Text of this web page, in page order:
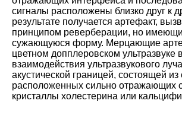
сигналы расположены близко друг к
результате получается артефакт,
принципом реверберации, но
сужающуюся форму. Мерцающие
цветном допплеровском ультразвуке
взаимодействия ультразвукового
акустической границей, состоящей из
расположенных сильно отражающих
кристаллы холестерина или